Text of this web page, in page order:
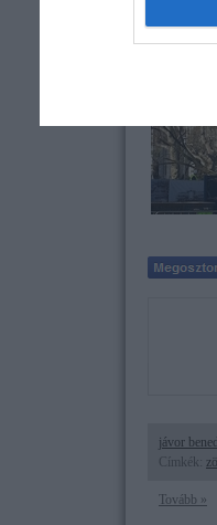
2014. 01.
jávor
Címkék:
Tovább »